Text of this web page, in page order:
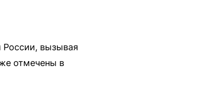
России, вызывая
отмечены в